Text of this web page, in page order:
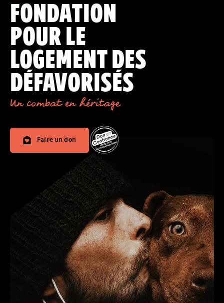
FONDATION
POUR LE
LOGEMENT DES
DÉFAVORISÉS
Un combat en héritage
Faire un don